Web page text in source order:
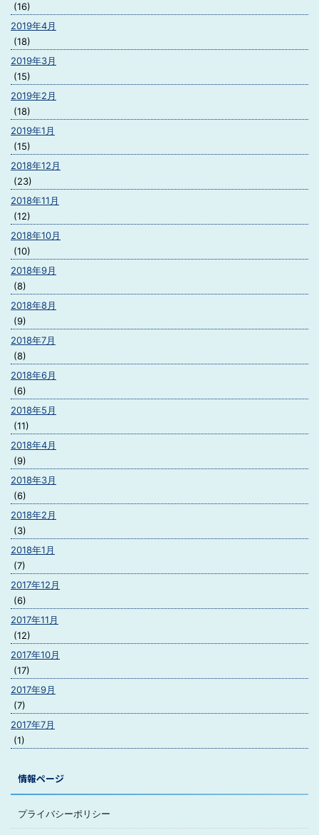
(16)
2019年4月
(18)
2019年3月
(15)
2019年2月
(18)
2019年1月
(15)
2018年12月
(23)
2018年11月
(12)
2018年10月
(10)
2018年9月
(8)
2018年8月
(9)
2018年7月
(8)
2018年6月
(6)
2018年5月
(11)
2018年4月
(9)
2018年3月
(6)
2018年2月
(3)
2018年1月
(7)
2017年12月
(6)
2017年11月
(12)
2017年10月
(17)
2017年9月
(7)
2017年7月
(1)
情報ページ
プライバシーポリシー